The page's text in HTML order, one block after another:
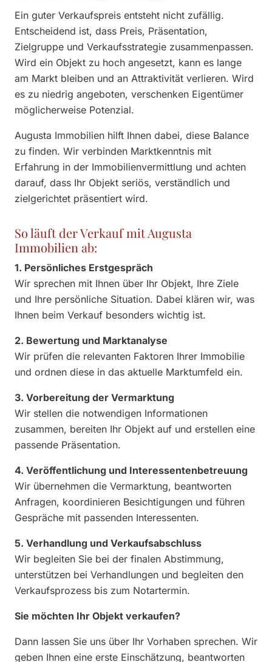
Ein guter Verkaufspreis entsteht nicht zufällig.
Entscheidend ist, dass Preis, Präsentation,
Zielgruppe und Verkaufsstrategie zusammenpassen.
Wird ein Objekt zu hoch angesetzt, kann es lange
am Markt bleiben und an Attraktivität verlieren. Wird
es zu niedrig angeboten, verschenken Eigentümer
möglicherweise Potenzial.
Augusta Immobilien hilft Ihnen dabei, diese Balance
zu finden. Wir verbinden Marktkenntnis mit
Erfahrung in der Immobilienvermittlung und achten
darauf, dass Ihr Objekt seriös, verständlich und
zielgerichtet präsentiert wird.
So läuft der Verkauf mit Augusta
Immobilien ab:
1. Persönliches Erstgespräch
Wir sprechen mit Ihnen über Ihr Objekt, Ihre Ziele
und Ihre persönliche Situation. Dabei klären wir, was
Ihnen beim Verkauf besonders wichtig ist.
2. Bewertung und Marktanalyse
Wir prüfen die relevanten Faktoren Ihrer Immobilie
und ordnen diese in das aktuelle Marktumfeld ein.
3. Vorbereitung der Vermarktung
Wir stellen die notwendigen Informationen
zusammen, bereiten Ihr Objekt auf und erstellen eine
passende Präsentation.
4. Veröffentlichung und Interessentenbetreuung
Wir übernehmen die Vermarktung, beantworten
Anfragen, koordinieren Besichtigungen und führen
Gespräche mit passenden Interessenten.
5. Verhandlung und Verkaufsabschluss
Wir begleiten Sie bei der finalen Abstimmung,
unterstützen bei Verhandlungen und begleiten den
Verkaufsprozess bis zum Notartermin.
Sie möchten Ihr Objekt verkaufen?
Dann lassen Sie uns über Ihr Vorhaben sprechen. Wir
geben Ihnen eine erste Einschätzung, beantworten